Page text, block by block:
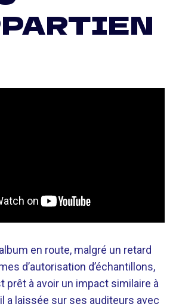
en route, malgré un retard
d’autorisation d’échantillons,
prêt à avoir un impact similaire à
a laissée sur ses auditeurs avec